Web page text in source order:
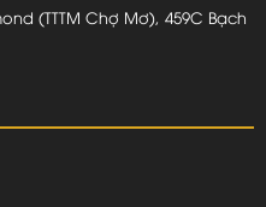
(TTTM Chợ Mơ), 459C Bạch